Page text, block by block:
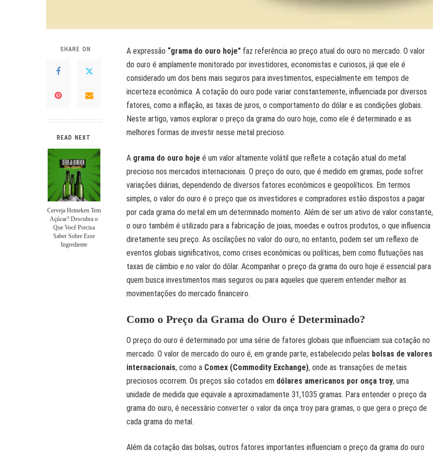
SHARE ON
READ NEXT
Cerveja Heineken Tem
Açúcar? Descubra o
Que Você Precisa
Saber Sobre Esse
Ingrediente
A expressão “grama do ouro hoje” faz referência ao preço atual do ouro no mercado. O valor
do ouro é amplamente monitorado por investidores, economistas e curiosos, já que ele é
considerado um dos bens mais seguros para investimentos, especialmente em tempos de
incerteza econômica. A cotação do ouro pode variar constantemente, influenciada por diversos
fatores, como a inflação, as taxas de juros, o comportamento do dólar e as condições globais.
Neste artigo, vamos explorar o preço da grama do ouro hoje, como ele é determinado e as
melhores formas de investir nesse metal precioso.
A grama do ouro hoje é um valor altamente volátil que reflete a cotação atual do metal
precioso nos mercados internacionais. O preço do ouro, que é medido em gramas, pode sofrer
variações diárias, dependendo de diversos fatores econômicos e geopolíticos. Em termos
simples, o valor do ouro é o preço que os investidores e compradores estão dispostos a pagar
por cada grama do metal em um determinado momento. Além de ser um ativo de valor constante,
o ouro também é utilizado para a fabricação de joias, moedas e outros produtos, o que influencia
diretamente seu preço. As oscilações no valor do ouro, no entanto, podem ser um reflexo de
eventos globais significativos, como crises econômicas ou políticas, bem como flutuações nas
taxas de câmbio e no valor do dólar. Acompanhar o preço da grama do ouro hoje é essencial para
quem busca investimentos mais seguros ou para aqueles que querem entender melhor as
movimentações do mercado financeiro.
Como o Preço da Grama do Ouro é Determinado?
O preço do ouro é determinado por uma série de fatores globais que influenciam sua cotação no
mercado. O valor de mercado do ouro é, em grande parte, estabelecido pelas bolsas de valores
internacionais, como a Comex (Commodity Exchange), onde as transações de metais
preciosos ocorrem. Os preços são cotados em dólares americanos por onça troy, uma
unidade de medida que equivale a aproximadamente 31,1035 gramas. Para entender o preço da
grama do ouro, é necessário converter o valor da onça troy para gramas, o que gera o preço de
cada grama do metal.
Além da cotação das bolsas, outros fatores importantes influenciam o preço da grama do ouro